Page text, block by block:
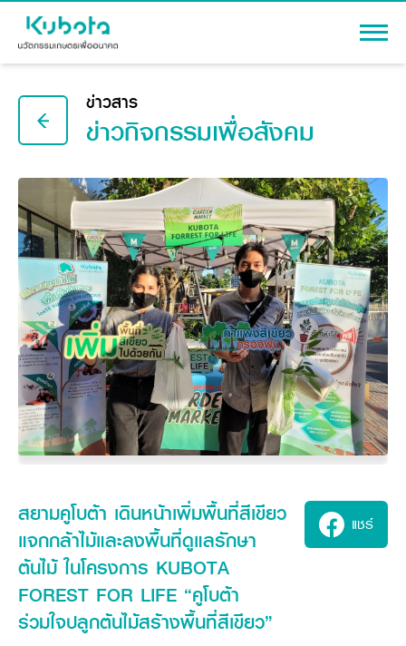
สินค้า
เครื่องจักรกลการเกษตร
แทรกเตอร์
อุปกรณ์ต่อพ่วงแทรกเตอร์
รถเกี่ยวนวดข้าว
รถดำนา
ชุดอุปกรณ์เสริมรถดำนา
เครื่องยนต์ดีเซล
รถไถ
สินค้าอื่น ๆ
เครื่องจักรกลก่อสร้าง
อุปกรณ์ต่อพ่วงรถขุด
รถตักล้อยาง
สินค้านวัตกรรมการเกษตร
โดรนการเกษตร
โปรโมชัน
สาระความรู้
ผู้แทนจำหน่าย
เครื่องจักรกลการเกษตร
เครื่องจักรกลการเกษตร
ศูนย์จำหน่ายกล้าแผ่นฯ
ศูนย์จำหน่ายกล้าแผ่นคูโบต้า
สิ่งที่ผู้ลงทุนจะได้รับ
วัสดุอุปกรณ์
ขั้นตอนการเข้าร่วมโครงการ
ติดต่อซื้อกล้าแผ่น
ข้อมูลองค์กร
รู้จักสยามคูโบต้า
ประวัติบริษัท
วิสัยทัศน์และนโยบาย
มาตรฐานสู่ความเป็นผู้นำในเอเชีย
ธุรกิจต่างประเทศ
ที่มา
สินค้าที่ส่งออก
สำนักงานต่างประเทศ
ศูนย์บริการในต่างประเทศ
สมัครงาน
สมัครงานคูโบต้า
ตำแหน่งงานว่าง
สวัสดิการพนักงาน
ข่าวสาร
ข่าวและกิจกรรมที่แนะนำ
ข่าวสารองค์กร
ข่าวกิจกรรมเพื่อสังคม
โฆษณาคูโบต้า
ข่าวกิจกรรมเพื่อสังคม
ออนไลน์โชว์รูม
บริการหลังการขาย
เช่าซื้อ
คูโบต้า สโตร์
ข่าวสาร
ข่าวกิจกรรมเพื่อสังคม
สยามคูโบต้า เดินหน้าเพิ่มพื้นที่สีเขียว
แจกกล้าไม้และลงพื้นที่ดูแลรักษา
ต้นไม้ ในโครงการ KUBOTA
FOREST FOR LIFE “คูโบต้า
ร่วมใจปลูกต้นไม้สร้างพื้นที่สีเขียว”
แชร์